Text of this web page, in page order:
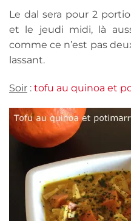
Le dal sera pour 2
et le jeudi midi, là
comme ce n’est pas
lassant.
Soir : tofu au quinoa et